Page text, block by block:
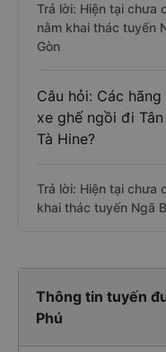
Trả lời: Hiện tại chưa
nằm khai thác tuyến
Gòn
Câu hỏi: Các
xe ghế ngồi đi
Tà Hine?
Trả lời: Hiện tại chưa
khai thác tuyến Ngã
Thông tin tuyến
Phú